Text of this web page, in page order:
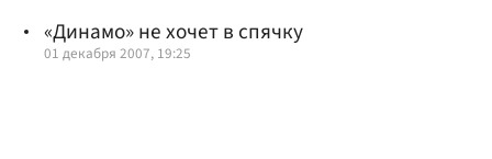
«Динамо» не хочет в спячку
01 декабря 2007, 19:25